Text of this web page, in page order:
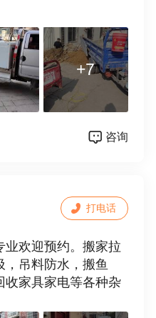
+7
咨询
业欢迎预约。搬家拉
吊料防水，搬鱼
收家具家电等各种杂
打电话